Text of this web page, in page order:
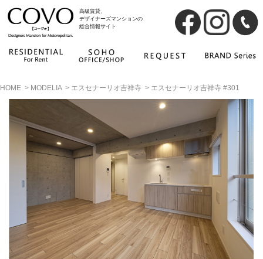
高級賃貸、
デザイナーズマンションの
総合情報サイト
HOME > MODELIA > エスセナーリオ吉祥寺 > エスセナーリオ吉祥寺 #301